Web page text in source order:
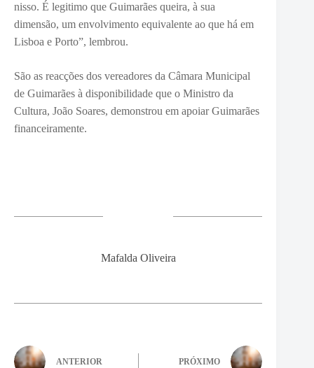
nisso. É legitimo que Guimarães queira, à sua
dimensão, um envolvimento equivalente ao que há em
Lisboa e Porto”, lembrou.
São as reacções dos vereadores da Câmara Municipal
de Guimarães à disponibilidade que o Ministro da
Cultura, João Soares, demonstrou em apoiar Guimarães
financeiramente.
Mafalda Oliveira
ANTERIOR PRÓXIMO